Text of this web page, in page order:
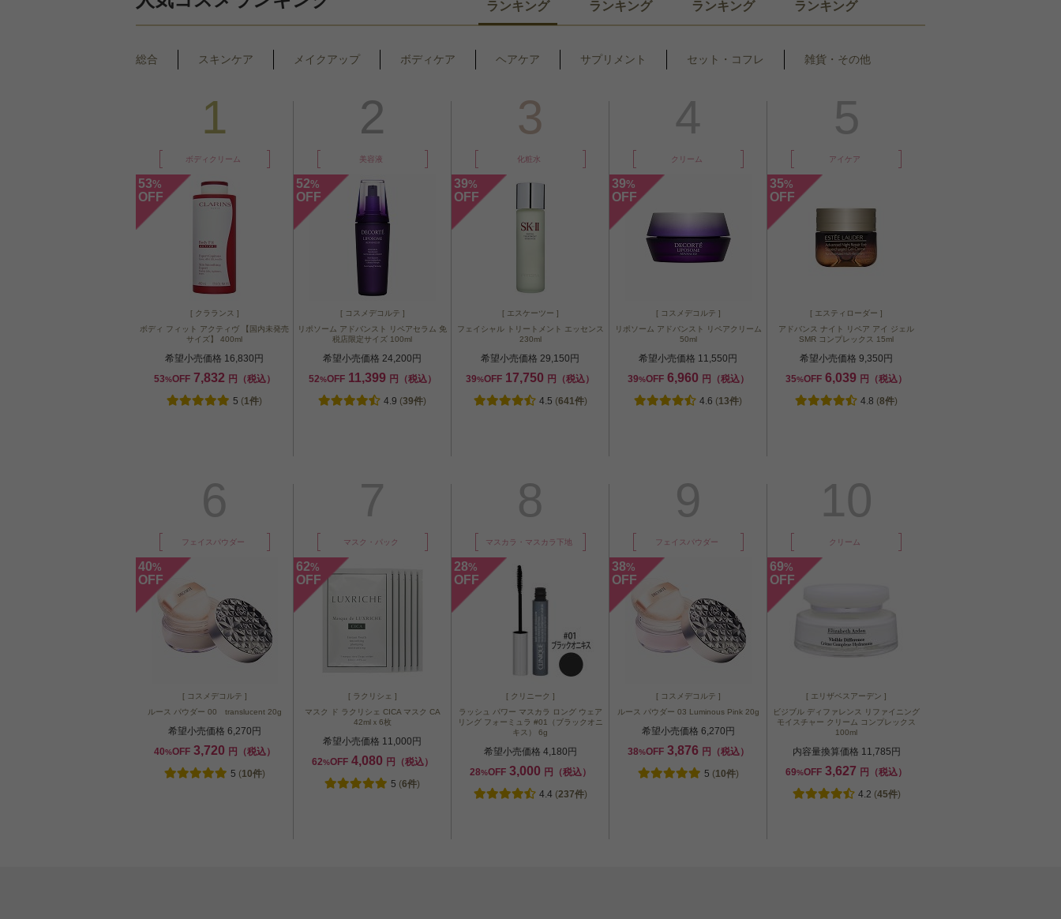
ランキング
ランキング
ランキング
ランキング
総合 スキンケア メイクアップ ボディケア ヘアケア サプリメント セット・コフレ 雑貨・その他
1
ボディクリーム
53%
OFF
[ クラランス ]
ボディ フィット アクティヴ 【国内未発売
サイズ】 400ml
希望小売価格 16,830円
53%OFF 7,832 円（税込）
5 (1件)
2
美容液
52%
OFF
[ コスメデコルテ ]
リポソーム アドバンスト リペアセラム 免
税店限定サイズ 100ml
希望小売価格 24,200円
52%OFF 11,399 円（税込）
4.9 (39件)
3
化粧水
39%
OFF
[ エスケーツー ]
フェイシャル トリートメント エッセンス
230ml
希望小売価格 29,150円
39%OFF 17,750 円（税込）
4.5 (641件)
4
クリーム
39%
OFF
[ コスメデコルテ ]
リポソーム アドバンスト リペアクリーム
50ml
希望小売価格 11,550円
39%OFF 6,960 円（税込）
4.6 (13件)
5
アイケア
35%
OFF
[ エスティローダー ]
アドバンス ナイト リペア アイ ジェル
SMR コンプレックス 15ml
希望小売価格 9,350円
35%OFF 6,039 円（税込）
4.8 (8件)
6
フェイスパウダー
40%
OFF
[ コスメデコルテ ]
ルース パウダー 00 translucent 20g
希望小売価格 6,270円
40%OFF 3,720 円（税込）
5 (10件)
7
マスク・パック
62%
OFF
[ ラクリシェ ]
マスク ド ラクリシェ CICA マスク CA
42mlｘ6枚
希望小売価格 11,000円
62%OFF 4,080 円（税込）
5 (6件)
8
マスカラ・マスカラ下地
28%
OFF
[ クリニーク ]
ラッシュ パワー マスカラ ロング ウェア
リング フォーミュラ #01（ブラックオニ
キス） 6g
希望小売価格 4,180円
28%OFF 3,000 円（税込）
4.4 (237件)
9
フェイスパウダー
38%
OFF
[ コスメデコルテ ]
ルース パウダー 03 Luminous Pink 20g
希望小売価格 6,270円
38%OFF 3,876 円（税込）
5 (10件)
10
クリーム
69%
OFF
[ エリザベスアーデン ]
ビジブル ディファレンス リファイニング
モイスチャー クリーム コンプレックス
100ml
内容量換算価格 11,785円
69%OFF 3,627 円（税込）
4.2 (45件)